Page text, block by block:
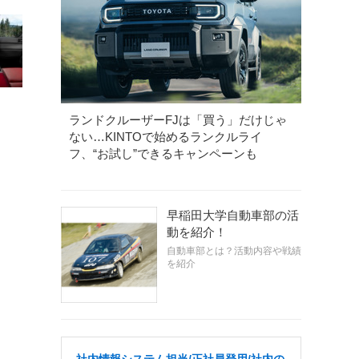
ランドクルーザーFJは「買う」だけじゃ
ない…KINTOで始めるランクルライ
フ、“お試し”できるキャンペーンも
早稲田大学自動車部の活
動を紹介！
自動車部とは？活動内容や戦績
を紹介